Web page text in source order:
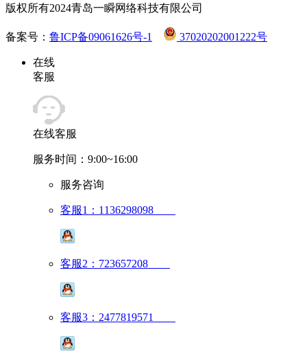
版权所有2024青岛一瞬网络科技有限公司
备案号： 鲁ICP备09061626号-1 37020202001222号
在线
客服
在线客服
服务时间：9:00~16:00
服务咨询
客服1：1136298098
客服2：723657208
客服3：2477819571